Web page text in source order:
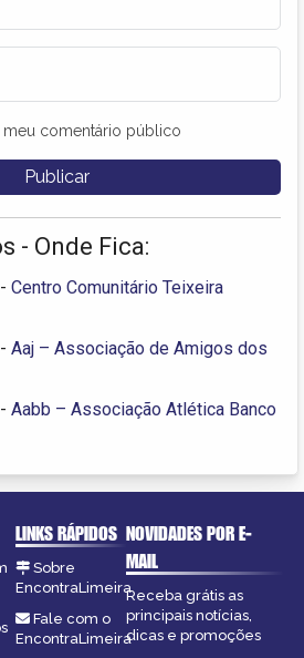
comentário público
- Onde Fica:
- Centro Comunitário Teixeira
- Aaj – Associação de Amigos dos
- Aabb – Associação Atlética Banco
LINKS RÁPIDOS
Sobre
EncontraLimeira
Fale com o
EncontraLimeira
NOVIDADES POR E-
MAIL
Receba grátis as
principais notícias,
dicas e promoções